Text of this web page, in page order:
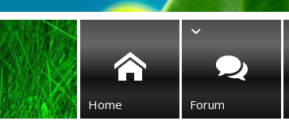
Home Forum